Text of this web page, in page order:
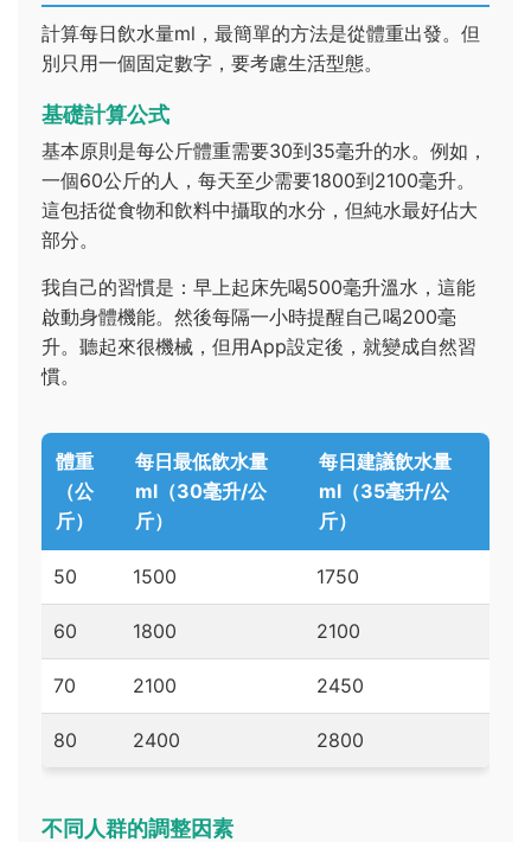
計算每日飲水量ml，最簡單的方法是從體重出發。但
別只用一個固定數字，要考慮生活型態。
基礎計算公式
基本原則是每公斤體重需要30到35毫升的水。例如，
一個60公斤的人，每天至少需要1800到2100毫升。
這包括從食物和飲料中攝取的水分，但純水最好佔大
部分。
我自己的習慣是：早上起床先喝500毫升溫水，這能
啟動身體機能。然後每隔一小時提醒自己喝200毫
升。聽起來很機械，但用App設定後，就變成自然習
慣。
體重
（公
斤）
每日最低飲水量
ml（30毫升/公
斤）
每日建議飲水量
ml（35毫升/公
斤）
50 1500 1750
60 1800 2100
70 2100 2450
80 2400 2800
不同人群的調整因素